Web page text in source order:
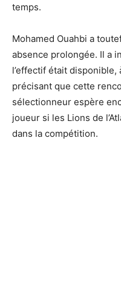
temps.
Mohamed Ouahbi a
absence prolongée. Il a
l’effectif était disponible,
précisant que cette
sélectionneur espère
joueur si les Lions de
dans la compétition.